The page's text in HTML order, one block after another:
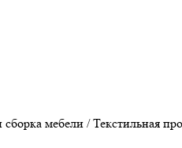
мебели / Текстильная